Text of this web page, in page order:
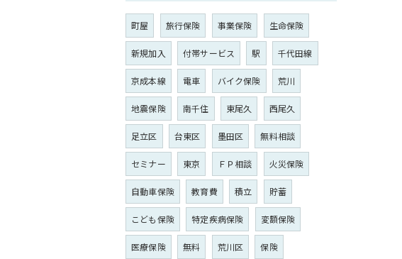
町屋 旅行保険 事業保険 生命保険
新規加入 付帯サービス 駅 千代田線
京成本線 電車 バイク保険 荒川
地震保険 南千住 東尾久 西尾久
足立区 台東区 墨田区 無料相談
セミナー 東京 ＦＰ相談 火災保険
自動車保険 教育費 積立 貯蓄
こども保険 特定疾病保険 変額保険
医療保険 無料 荒川区 保険